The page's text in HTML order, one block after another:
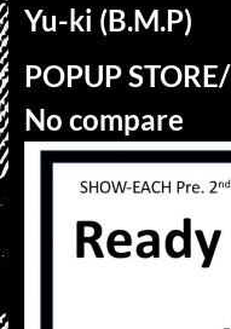
Yu-ki (B.M.P)
POPUP STORE/
No compare